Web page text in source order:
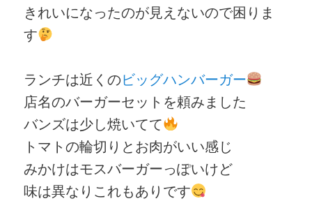
きれいになったのが見えないので困りま
す
ランチは近くのビッグハンバーガー
店名のバーガーセットを頼みました
バンズは少し焼いてて
トマトの輪切りとお肉がいい感じ
みかけはモスバーガーっぽいけど
味は異なりこれもありです